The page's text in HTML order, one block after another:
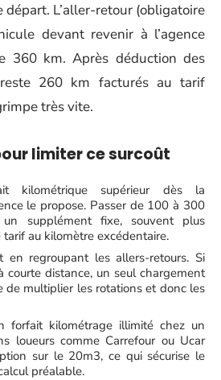
L’aller-retour (obligatoire
devant revenir à l’agence
360 km. Après déduction des
260 km facturés au tarif
très vite.
limiter ce surcoût
kilométrique supérieur dès la
le propose. Passer de 100 à 300
supplément fixe, souvent plus
au kilomètre excédentaire.
en regroupant les allers-retours. Si
courte distance, un seul chargement
de multiplier les rotations et donc les
forfait kilométrage illimité chez un
loueurs comme Carrefour ou Ucar
sur le 20m3, ce qui sécurise le
préalable.